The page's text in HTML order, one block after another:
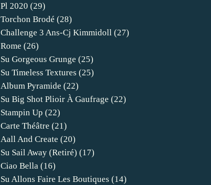
Pl 2020 (29)
Torchon Brodé (28)
Challenge 3 Ans-Cj Kimmidoll (27)
Rome (26)
Su Gorgeous Grunge (25)
Su Timeless Textures (25)
Album Pyramide (22)
Su Big Shot Plioir À Gaufrage (22)
Stampin Up (22)
Carte Théâtre (21)
Aall And Create (20)
Su Sail Away (retiré) (17)
Ciao Bella (16)
Su Allons Faire Les Boutiques (14)